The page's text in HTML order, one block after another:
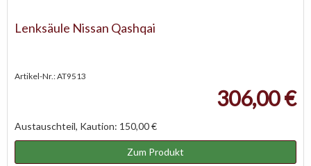
Lenksäule Nissan Qashqai
Artikel-Nr.: AT9513
306,00 €
Austauschteil, Kaution: 150,00 €
Zum Produkt